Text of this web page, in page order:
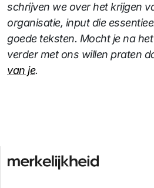
schrijven we over het krijgen
organisatie, input die
goede teksten. Mocht je na
verder met ons willen praten
van je.